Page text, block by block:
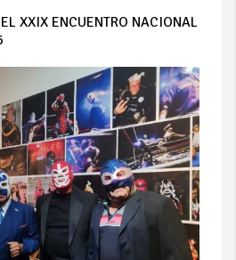
XXIX ENCUENTRO NACIONAL